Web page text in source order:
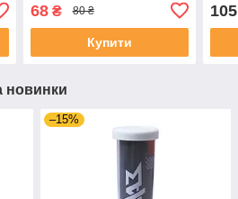
68₴ 80 ₴
Купити
105
новинки
–15%